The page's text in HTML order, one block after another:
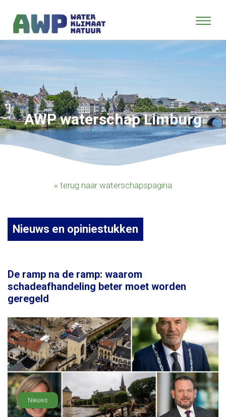
AWP waterschap Limburg
« terug naar waterschapspagina
Nieuws en opiniestukken
De ramp na de ramp: waarom
schadeafhandeling beter moet worden
geregeld
Nieuws